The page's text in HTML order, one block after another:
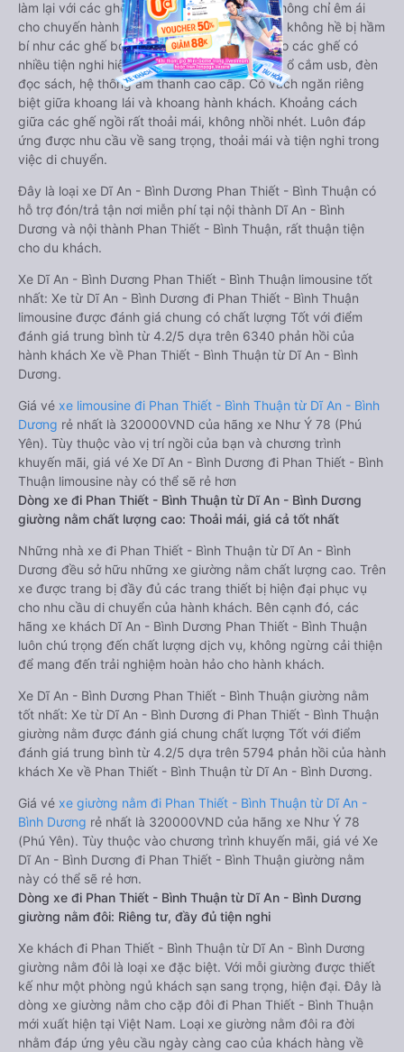
làm lại với các ghế bọc da chuẩn Châu Âu, không chỉ êm ái
cho chuyến hành trình xa, mà còn mát mẻ và không hề bị hầm
bí như các ghế bọc da bình thường. Kèm theo các ghế có
nhiều tiện nghi hiện đại như ti-vi, tủ lạnh mini, ổ cắm usb, đèn
đọc sách, hệ thống âm thanh cao cấp. Có vách ngăn riêng
biệt giữa khoang lái và khoang hành khách. Khoảng cách
giữa các ghế ngồi rất thoải mái, không nhồi nhét. Luôn đáp
ứng được nhu cầu về sang trọng, thoải mái và tiện nghi trong
việc di chuyển.
Đây là loại xe Dĩ An - Bình Dương Phan Thiết - Bình Thuận có
hỗ trợ đón/trả tận nơi miễn phí tại nội thành Dĩ An - Bình
Dương và nội thành Phan Thiết - Bình Thuận, rất thuận tiện
cho du khách.
Xe Dĩ An - Bình Dương Phan Thiết - Bình Thuận limousine tốt
nhất: Xe từ Dĩ An - Bình Dương đi Phan Thiết - Bình Thuận
limousine được đánh giá chung có chất lượng Tốt với điểm
đánh giá trung bình từ 4.2/5 dựa trên 6340 phản hồi của
hành khách Xe về Phan Thiết - Bình Thuận từ Dĩ An - Bình
Dương.
Giá vé xe limousine đi Phan Thiết - Bình Thuận từ Dĩ An - Bình
Dương rẻ nhất là 320000VND của hãng xe Như Ý 78 (Phú
Yên). Tùy thuộc vào vị trí ngồi của bạn và chương trình
khuyến mãi, giá vé Xe Dĩ An - Bình Dương đi Phan Thiết - Bình
Thuận limousine này có thể sẽ rẻ hơn
Dòng xe đi Phan Thiết - Bình Thuận từ Dĩ An - Bình Dương
giường nằm chất lượng cao: Thoải mái, giá cả tốt nhất
Những nhà xe đi Phan Thiết - Bình Thuận từ Dĩ An - Bình
Dương đều sở hữu những xe giường nằm chất lượng cao. Trên
xe được trang bị đầy đủ các trang thiết bị hiện đại phục vụ
cho nhu cầu di chuyển của hành khách. Bên cạnh đó, các
hãng xe khách Dĩ An - Bình Dương Phan Thiết - Bình Thuận
luôn chú trọng đến chất lượng dịch vụ, không ngừng cải thiện
để mang đến trải nghiệm hoàn hảo cho hành khách.
Xe Dĩ An - Bình Dương Phan Thiết - Bình Thuận giường nằm
tốt nhất: Xe từ Dĩ An - Bình Dương đi Phan Thiết - Bình Thuận
giường nằm được đánh giá chung chất lượng Tốt với điểm
đánh giá trung bình từ 4.2/5 dựa trên 5794 phản hồi của hành
khách Xe về Phan Thiết - Bình Thuận từ Dĩ An - Bình Dương.
Giá vé xe giường nằm đi Phan Thiết - Bình Thuận từ Dĩ An -
Bình Dương rẻ nhất là 320000VND của hãng xe Như Ý 78
(Phú Yên). Tùy thuộc vào chương trình khuyến mãi, giá vé Xe
Dĩ An - Bình Dương đi Phan Thiết - Bình Thuận giường nằm
này có thể sẽ rẻ hơn.
Dòng xe đi Phan Thiết - Bình Thuận từ Dĩ An - Bình Dương
giường nằm đôi: Riêng tư, đầy đủ tiện nghi
Xe khách đi Phan Thiết - Bình Thuận từ Dĩ An - Bình Dương
giường nằm đôi là loại xe đặc biệt. Với mỗi giường được thiết
kế như một phòng ngủ khách sạn sang trọng, hiện đại. Đây là
dòng xe giường nằm cho cặp đôi đi Phan Thiết - Bình Thuận
mới xuất hiện tại Việt Nam. Loại xe giường nằm đôi ra đời
nhằm đáp ứng yêu cầu ngày càng cao của khách hàng về